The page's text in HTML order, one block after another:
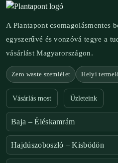
A Plantapont csomagolásmentes
egyszerűvé és vonzóvá tegye a
vásárlást Magyarországon.
Zero waste szemlélet Helyi
Vásárlás most Üzleteink
Baja – Éléskamrám
Hajdúszoboszló – Kisbödön